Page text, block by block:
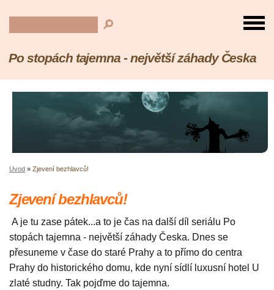
Po stopách tajemna - největší záhady Česka
Úvod » Zjevení bezhlavců!
Zjevení bezhlavců!
A je tu zase pátek...a to je čas na další díl seriálu Po
stopách tajemna - největší záhady Česka. Dnes se
přesuneme v čase do staré Prahy a to přímo do centra
Prahy do historického domu, kde nyní sídlí luxusní hotel U
zlaté studny. Tak pojďme do tajemna.